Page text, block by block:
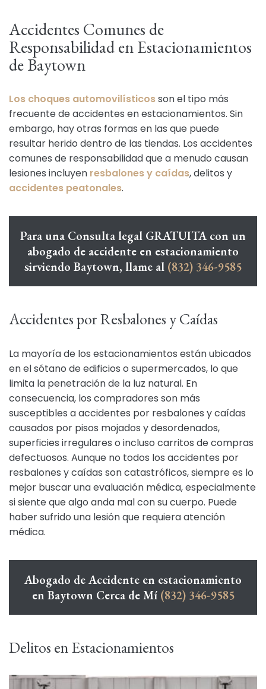
Accidentes Comunes de
Responsabilidad en Estacionamientos
de Baytown
Los choques automovilísticosson el tipo más
frecuente de accidentes en estacionamientos. Sin
embargo, hay otras formas en las que puede
resultar herido dentro de las tiendas. Los accidentes
comunes de responsabilidad que a menudo causan
lesiones incluyen resbalones y caídas, delitos y
accidentes peatonales.
Para una Consulta legal GRATUITA con un
abogado de accidente en estacionamiento
sirviendo Baytown, llame al (832) 346-9585
Accidentes por Resbalones y Caídas
La mayoría de los estacionamientos están ubicados
en el sótano de edificios o supermercados, lo que
limita la penetración de la luz natural. En
consecuencia, los compradores son más
susceptibles a accidentes por resbalones y caídas
causados por pisos mojados y desordenados,
superficies irregulares o incluso carritos de compras
defectuosos. Aunque no todos los accidentes por
resbalones y caídas son catastróficos, siempre es lo
mejor buscar una evaluación médica, especialmente
si siente que algo anda mal con su cuerpo. Puede
haber sufrido una lesión que requiera atención
médica.
Abogado de Accidente en estacionamiento
en Baytown Cerca de Mí (832) 346-9585
Delitos en Estacionamientos